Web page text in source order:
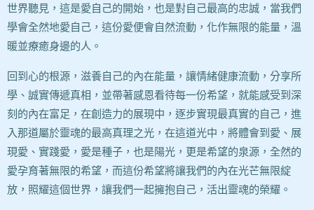
世界聽見，這是愛自己的開始，也是對自己最高的忠誠，當我們
學會全然地愛自己，這份愛便會自然流動，化作無限的能量，溫
暖並療癒身邊的人。
回到心的根源，滋養自己的內在能量，讓情緒健康流動，分享所
學、誠實傳遞真相，並帶著感恩看待每一份希望，就能感受到深
刻的內在富足，在創造力的展現中，逐步實現最真實的自己，進
入那道屬於靈魂的最高真理之光，在這道光中，將體會到愛、展
現愛、實踐愛，愛是種子，也是陽光，更是希望的泉源，全然的
愛孕育著無限的希望，而這份希望將讓我們的內在光芒無限綻
放，照耀這個世界，讓我們一起擁抱自己，活出靈魂的榮耀。